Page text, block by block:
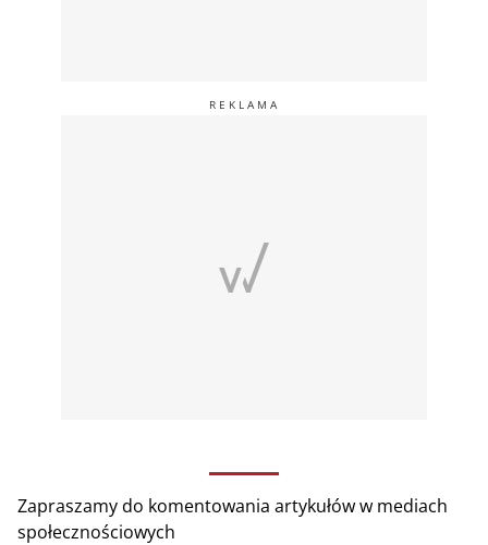
Zapraszamy do komentowania artykułów w mediach
społecznościowych